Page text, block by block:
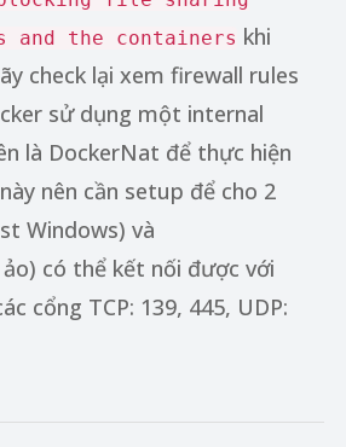
and the containers khi
check lại xem firewall rules
sử dụng một internal
là DockerNat để thực hiện
nên cần setup để cho 2
Windows) và
có thể kết nối được với
cổng TCP: 139, 445, UDP: